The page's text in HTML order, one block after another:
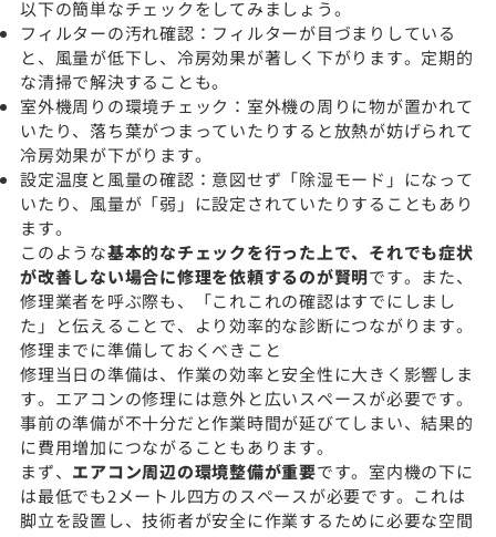
以下の簡単なチェックをしてみましょう。
フィルターの汚れ確認：フィルターが目づまりしている
と、風量が低下し、冷房効果が著しく下がります。定期的
な清掃で解決することも。
室外機周りの環境チェック：室外機の周りに物が置かれて
いたり、落ち葉がつまっていたりすると放熱が妨げられて
冷房効果が下がります。
設定温度と風量の確認：意図せず「除湿モード」になって
いたり、風量が「弱」に設定されていたりすることもあり
ます。
このような基本的なチェックを行った上で、それでも症状
が改善しない場合に修理を依頼するのが賢明です。また、
修理業者を呼ぶ際も、「これこれの確認はすでにしまし
た」と伝えることで、より効率的な診断につながります。
修理までに準備しておくべきこと
修理当日の準備は、作業の効率と安全性に大きく影響しま
す。エアコンの修理には意外と広いスペースが必要です。
事前の準備が不十分だと作業時間が延びてしまい、結果的
に費用増加につながることもあります。
まず、 エアコン周辺の環境整備が重要です。室内機の下に
は最低でも2メートル四方のスペースが必要です。これは
脚立を設置し、技術者が安全に作業するために必要な空間